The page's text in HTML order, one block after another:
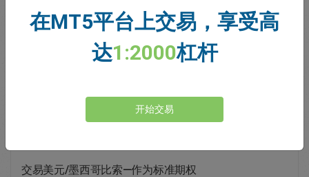
账户余额
0.00
我的赠金
0.00
未结利润/亏损总额
存款
交易美元/墨西哥比索—作为标准期权
在MT5平台上交易，享受高
达1:2000杠杆
开始交易